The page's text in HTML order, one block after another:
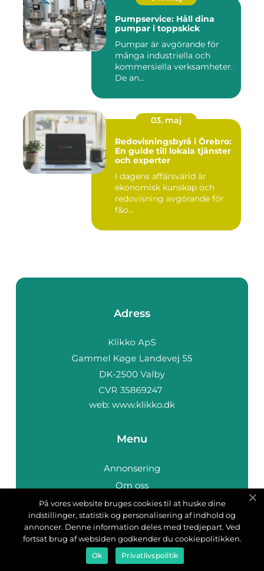
Pumpservice: Håll dina
pumpar i toppskick
Pumpar är avgörande för
många industriella och
kommersiella verksamheter.
De an...
03. maj
Redovisningsbyrå i Örebro:
En guide till lokala tjänster
och experter
I dagens affärsvärld är
ekonomisk kunskap och
redovisning avgörande för
f&o...
Adress
web: www.klikko.dk
Menu
Annonsering
Om oss
Cookies
Kontakta oss
Sitemap
På vores website bruges cookies til at huske dine
indstillinger, statistik og personalisering af indhold og
annoncer. Denne information deles med tredjepart. Ved
fortsat brug af websiden godkender du cookiepolitikken.
Ok Privatlivspolitik